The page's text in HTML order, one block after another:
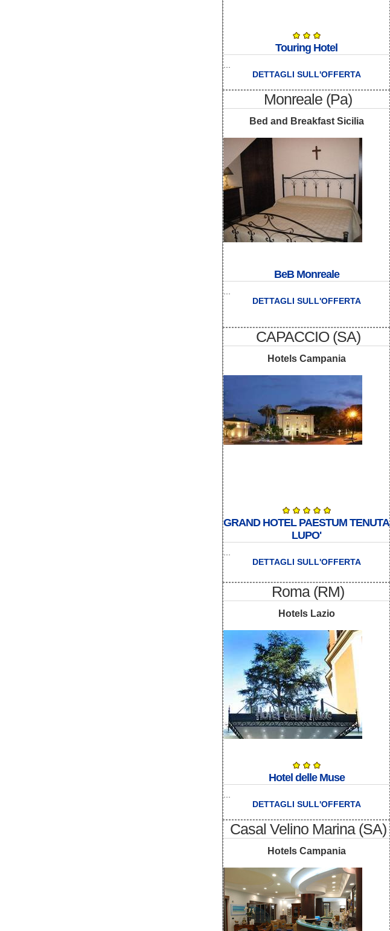
Touring Hotel
DETTAGLI SULL'OFFERTA
Monreale (Pa)
Bed and Breakfast Sicilia
BeB Monreale
DETTAGLI SULL'OFFERTA
CAPACCIO (SA)
Hotels Campania
GRAND HOTEL PAESTUM TENUTA
LUPO'
DETTAGLI SULL'OFFERTA
Roma (RM)
Hotels Lazio
Hotel delle Muse
DETTAGLI SULL'OFFERTA
Casal Velino Marina (SA)
Hotels Campania